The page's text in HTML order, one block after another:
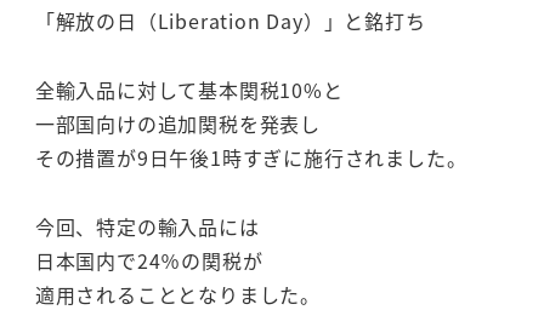
「解放の日（Liberation Day）」と銘打ち
全輸入品に対して基本関税10%と
一部国向けの追加関税を発表し
その措置が9日午後1時すぎに施行されました。
今回、特定の輸入品には
日本国内で24％の関税が
適用されることとなりました。